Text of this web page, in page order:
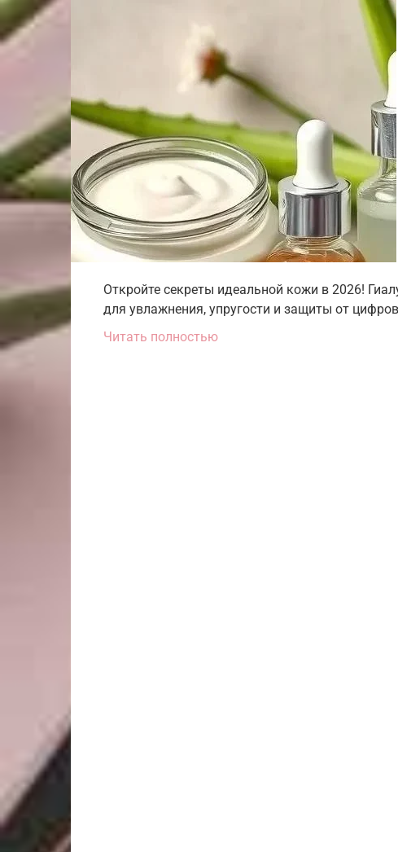
Откройте секреты идеальной кожи в 2026!
для увлажнения, упругости и защиты от
Читать полностью